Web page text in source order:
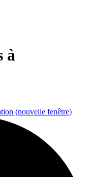
à
(nouvelle fenêtre)